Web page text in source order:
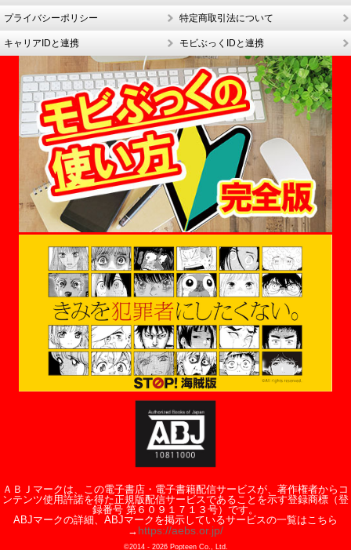
プライバシーポリシー 特定商取引法について
キャリアIDと連携 モビぶっくIDと連携
ＡＢＪマークは、この電子書店・電子書籍配信サービスが、著作権者からコ
ンテンツ使用許諾を得た正規版配信サービスであることを示す登録商標（登
録番号 第６０９１７１３号）です。
ABJマークの詳細、ABJマークを掲示しているサービスの一覧はこちら
→ https://aebs.or.jp/
©2014 - 2026Popteen Co., Ltd.